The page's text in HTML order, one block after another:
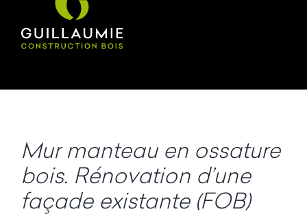
Mur manteau en ossature
bois. Rénovation d’une
façade existante (FOB)